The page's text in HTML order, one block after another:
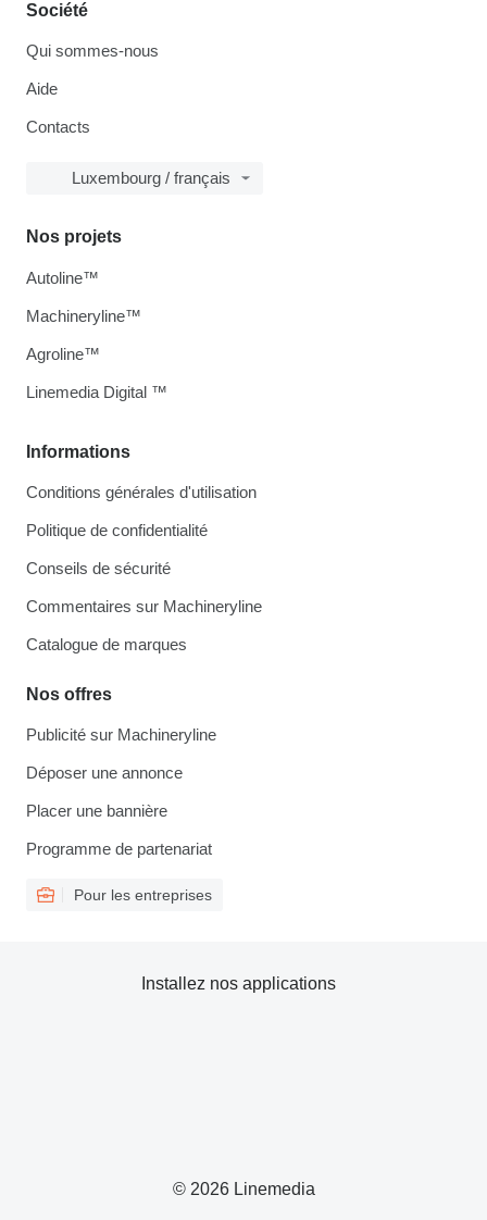
Société
Qui sommes-nous
Aide
Contacts
Luxembourg / français
Informations
Conditions générales d'utilisation
Politique de confidentialité
Conseils de sécurité
Commentaires sur Machineryline
Catalogue de marques
Nos offres
Publicité sur Machineryline
Déposer une annonce
Placer une bannière
Programme de partenariat
Pour les entreprises
Nos projets
Autoline™
Machineryline™
Agroline™
Linemedia Digital ™
© 2026 Linemedia
Installez nos applications